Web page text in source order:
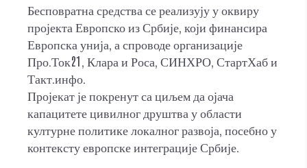
Бесповратна средства се реализују у оквиру
пројекта Европско из Србије, који финансира
Европска унија, а спроводе организације
Про.Ток21, Клара и Роса, СИНХРО, СтартХаб и
Такт.инфо.
Пројекат је покренут са циљем да ојача
капацитете цивилног друштва у области
културне политике локалног развоја, посебно у
контексту европске интеграције Србије.